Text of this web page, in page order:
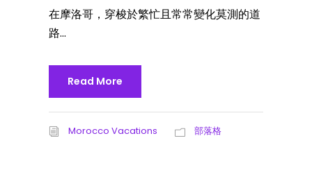
在摩洛哥，穿梭於繁忙且常常變化莫測的道
路...
Read More
Morocco Vacations 部落格